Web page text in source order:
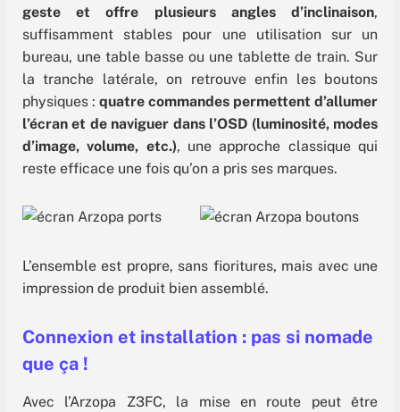
geste et offre plusieurs angles d’inclinaison,
suffisamment stables pour une utilisation sur un
bureau, une table basse ou une tablette de train. Sur
la tranche latérale, on retrouve enfin les boutons
physiques : quatre commandes permettent d’allumer
l’écran et de naviguer dans l’OSD (luminosité, modes
d’image, volume, etc.), une approche classique qui
reste efficace une fois qu’on a pris ses marques.
L’ensemble est propre, sans fioritures, mais avec une
impression de produit bien assemblé.
Connexion et installation : pas si nomade
que ça !
Avec l’Arzopa Z3FC, la mise en route peut être